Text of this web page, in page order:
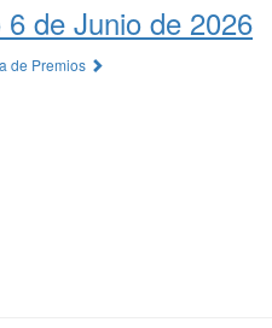
6 de Junio de 2026
de Premios